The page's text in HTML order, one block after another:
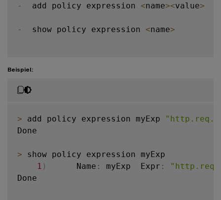
-
  add policy expression
<name><value>
-
  show policy expression
<name>
Beispiel:
> add policy expression myExp
Done
> show policy expression myExp
1 )
      Name
: myExp  Expr :
Done